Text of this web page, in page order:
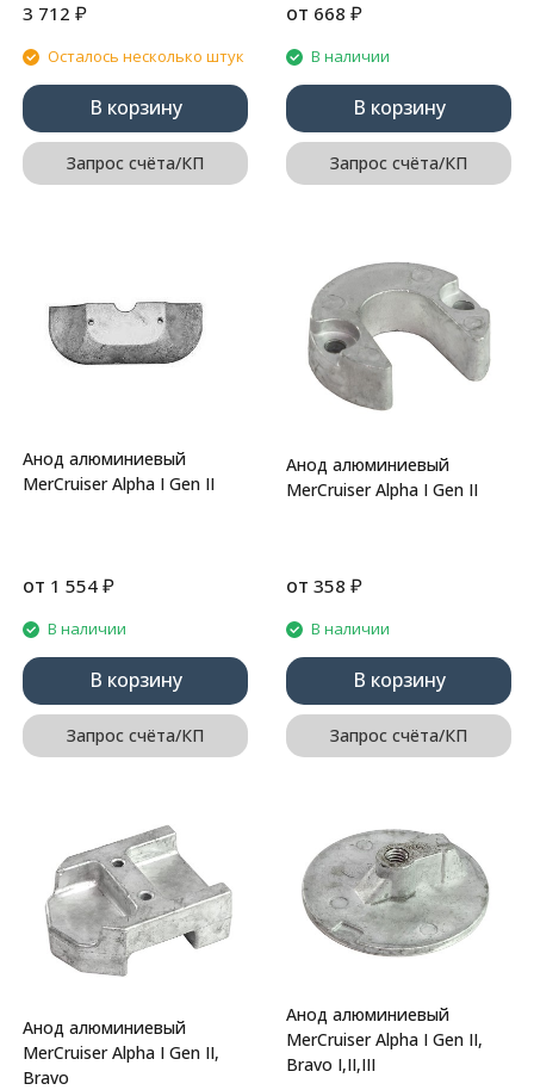
3 712 ₽
Осталось несколько штук
В корзину
Запрос счёта/КП
от 668 ₽
В наличии
В корзину
Запрос счёта/КП
Анод алюминиевый
MerCruiser Alpha I Gen II
от 1 554 ₽
В наличии
В корзину
Запрос счёта/КП
Анод алюминиевый
MerCruiser Alpha I Gen II
от 358 ₽
В наличии
В корзину
Запрос счёта/КП
Анод алюминиевый
MerCruiser Alpha I Gen II,
Bravo
Анод алюминиевый
MerCruiser Alpha I Gen II,
Bravo I,II,III